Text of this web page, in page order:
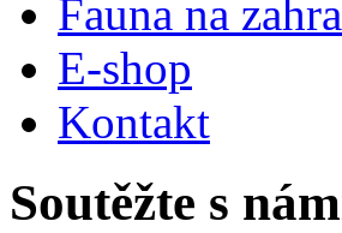
Fauna na
E-shop
Kontakt
Soutěžte s